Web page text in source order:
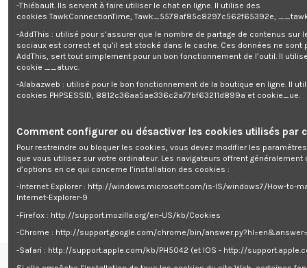
poignée de transport.
Ce produit est garanti 3 ans.
Caractéristiques:
- Puissance max: 7500W
- Carburant : Diesel
- Réservoir essence métallique: 16L
- 2 prises (1x 230V et 1x 400V)
- Démarrage électrique
- Degré de protection : IP23M
- Altitude maximale : 1000M
- Niveau sonore : 97Db
- Dimensions : 925 x 525 x 670mm
- Garantie 3 ans
-Thiébault. Ils servent à faire utiliser le chat en ligne. Il utilise des
cookies TawkConnectionTime, Tawk_5578af85c8297c562f65392e,
-AddThis : utilisé pour s’assurer que le nombre de partage de contenus sur
sociaux est correct et qu’il est stocké dans le cache. Ces données ne sont
AddThis, sert tout simplement pour un bon fonctionnement de l’outil. Il
cookie __atuvc.
-Alabazweb : utilisé pour le bon fonctionnement de la boutique en ligne. Il
cookies PHPSESSID, 8812c36aa5ae336c2a77bf63211d899a et cookie_ue.
Comment configurer ou désactiver les cookies utilisés par
Pour restreindre ou bloquer les cookies, vous devez modifier les
que vous utilisez sur votre ordinateur. Les navigateurs offrent généralement
d’options en ce qui concerne l’installation des cookies :
-Internet Explorer : http://windows.microsoft.com/is-IS/windows7/How-to-
Internet-Explorer-9
-Firefox : http://support.mozilla.org/en-US/kb/Cookies
-Chrome : http://support.google.com/chrome/bin/
-Safari : http://support.apple.com/kb/PH5042 (et IOS - http://